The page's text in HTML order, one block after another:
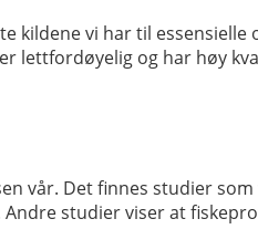
kildene vi har til
lettfordøyelig og har høy
vår. Det finnes studier
studier viser at